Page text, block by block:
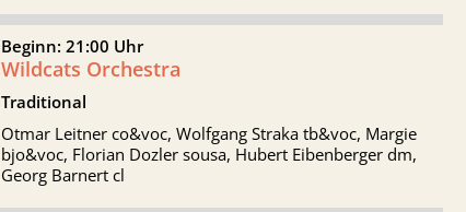
Beginn: 21:00 Uhr
Wildcats Orchestra
Traditional
Otmar Leitner co&voc, Wolfgang Straka tb&voc, Margie
bjo&voc, Florian Dozler sousa, Hubert Eibenberger dm,
Georg Barnert cl